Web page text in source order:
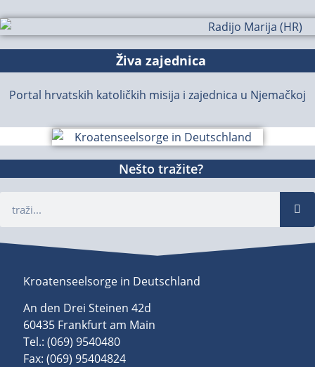
Živa zajednica
Portal hrvatskih katoličkih misija i zajednica u Njemačkoj
Nešto tražite?
Kroatenseelsorge in Deutschland
An den Drei Steinen 42d
60435 Frankfurt am Main
Tel.: (069) 9540480
Fax: (069) 95404824